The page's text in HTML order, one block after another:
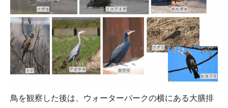
鳥を観察した後は、ウォーターパークの横にある大膳排